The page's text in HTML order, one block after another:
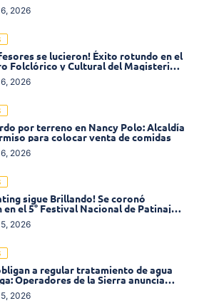
2026
se lucieron! Éxito rotundo en el
Folclórico y Cultural del Magisterio
2026
por terreno en Nancy Polo: Alcaldía
para colocar venta de comidas
2026
sigue Brillando! Se coronó
en el 5° Festival Nacional de Patinaje
Ruedas»
2026
a regular tratamiento de agua
Operadores de la Sierra anuncia
en varios sectores
2026